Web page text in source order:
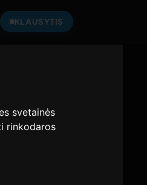
svetainės
rinkodaros
KLAUSYTIS